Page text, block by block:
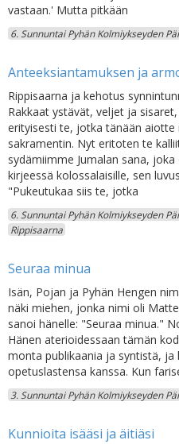
vastaan.' Mutta pitkään
6. Sunnuntai Pyhän Kolmiykseyden
Anteeksiantamuksen ja
Rippisaarna ja kehotus
Rakkaat ystävät, veljet ja
erityisesti te, jotka tänään
sakramentin. Nyt eritoten te
sydämiimme Jumalan sana,
kirjeessä kolossalaisille, sen
"Pukeutukaa siis te, jotka
6. Sunnuntai Pyhän Kolmiykseyden
Rippisaarna
Seuraa minua
Isän, Pojan ja Pyhän Hengen
näki miehen, jonka nimi oli
sanoi hänelle: "Seuraa minua."
Hänen aterioidessaan tämän
monta publikaania ja syntistä, ja
opetuslastensa kanssa. Kun
3. Sunnuntai Pyhän Kolmiykseyden
Kunnioita isääsi ja äitiäsi